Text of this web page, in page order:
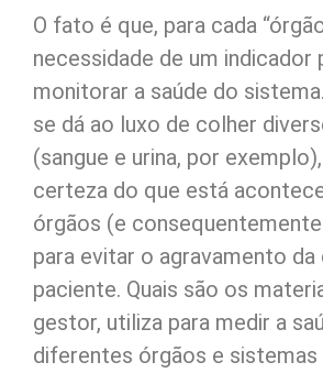
O fato é que, para cada
necessidade de um indicador
monitorar a saúde do
se dá ao luxo de colher
(sangue e urina, por
certeza do que está
órgãos (e
para evitar o agravamento
paciente. Quais são os
gestor, utiliza para medir a
diferentes órgãos e sistemas